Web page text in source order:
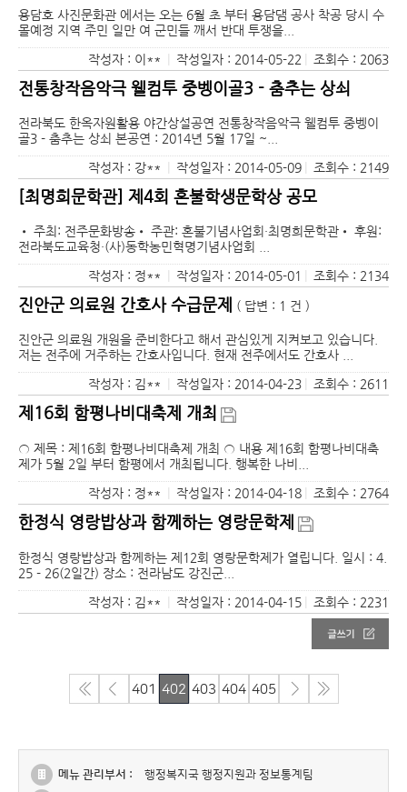
용담호 사진문화관 에서는 오는 6월 초 부터 용담댐 공사 착공 당시 수
몰예정 지역 주민 일만 여 군민들 깨서 반대 투쟁을...
작성자 : 이**
작성일자 : 2014-05-22 조회수 : 2063
전통창작음악극 웰컴투 중벵이골3 - 춤추는 상쇠
전라북도 한옥자원활용 야간상설공연 전통창작음악극 웰컴투 중벵이
골3 - 춤추는 상쇠 본공연 : 2014년 5월 17일 ~...
작성자 : 강**
작성일자 : 2014-05-09 조회수 : 2149
[최명희문학관] 제4회 혼불학생문학상 공모
• 주최: 전주문화방송• 주관: 혼불기념사업회·최명희문학관• 후원:
전라북도교육청·(사)동학농민혁명기념사업회 ...
작성자 : 정**
작성일자 : 2014-05-01 조회수 : 2134
진안군 의료원 간호사 수급문제 ( 답변 : 1 건 )
진안군 의료원 개원을 준비한다고 해서 관심있게 지켜보고 있습니다.
저는 전주에 거주하는 간호사입니다. 현재 전주에서도 간호사 ...
작성자 : 김**
작성일자 : 2014-04-23 조회수 : 2611
제16회 함평나비대축제 개최
○ 제목 : 제16회 함평나비대축제 개최 ○ 내용 제16회 함평나비대축
제가 5월 2일 부터 함평에서 개최됩니다. 행복한 나비...
작성자 : 정**
작성일자 : 2014-04-18 조회수 : 2764
한정식 영랑밥상과 함께하는 영랑문학제
한정식 영랑밥상과 함께하는 제12회 영랑문학제가 열립니다. 일시 : 4.
25 - 26(2일간) 장소 : 전라남도 강진군...
작성자 : 김**
작성일자 : 2014-04-15 조회수 : 2231
401 402 403 404 405
메뉴 관리부서 :
행정복지국 행정지원과 정보통계팀